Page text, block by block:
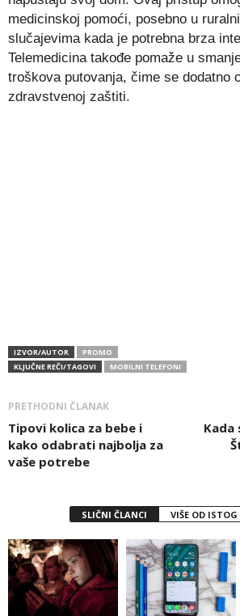
medicinskoj pomoći, posebno u
slučajevima kada je potrebna brza
Telemedicina takođe pomaže u
troškova putovanja, čime se dodatno
zdravstvenoj zaštiti.
IZVOR/AUTOR
PROMO
KLJUČNE REČI/TAGOVI
MOBILNI TELEFONI
PRETHODNI ČLANAK
Tipovi kolica za bebe i
kako odabrati najbolja za
vaše potrebe
Kada
SLIČNI ČLANCI VIŠE OD